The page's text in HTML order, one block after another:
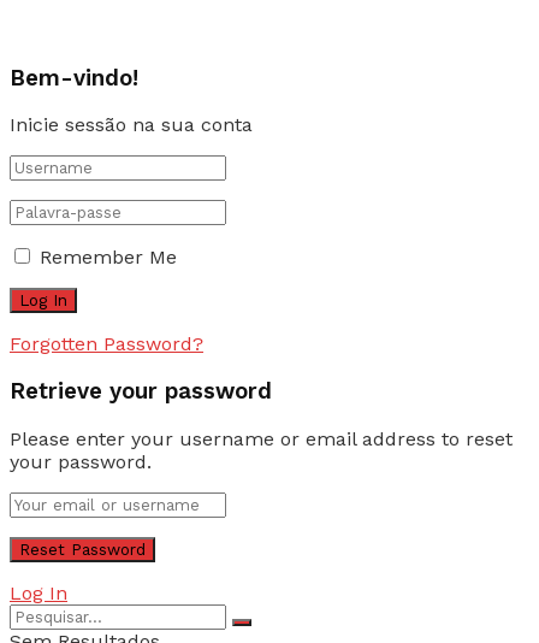
Bem-vindo!
Inicie sessão na sua conta
Remember Me
Forgotten Password?
Retrieve your password
Please enter your username or email address to reset
your password.
Log In